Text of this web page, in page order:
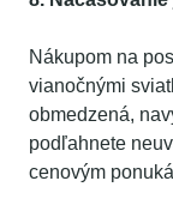
Nákupom na
vianočnými
obmedzená,
podľahnete
cenovým